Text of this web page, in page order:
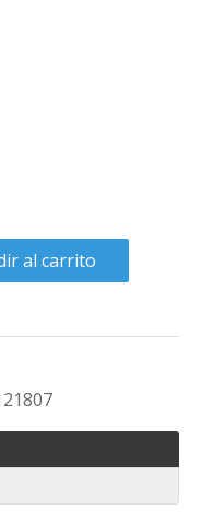
al carrito